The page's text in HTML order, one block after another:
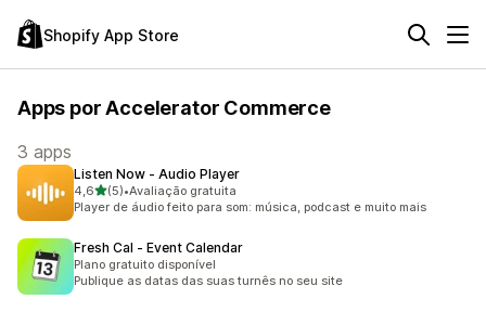
Shopify App Store
Apps por Accelerator Commerce
3 apps
Listen Now ‑ Audio Player
4,6de 5 estrelas
(5)
5 avaliações ao todo
•Avaliação gratuita
Player de áudio feito para som: música, podcast e muito mais
Fresh Cal ‑ Event Calendar
Plano gratuito disponível
Publique as datas das suas turnês no seu site